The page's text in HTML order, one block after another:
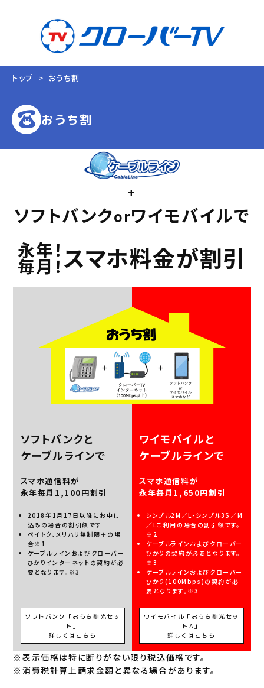
トップ おうち割
おうち割
+
ソフトバンクorワイモバイルで
永年！
毎月！スマホ料金が割引
ソフトバンクと
ケーブルラインで
スマホ通信料が
永年毎月1,100円割引
2018年1月17日以降にお申し
込みの場合の割引額です
ペイトク、メリハリ無制限＋の場
合※1
ケーブルラインおよびクローバー
ひかりインターネットの契約が必
要となります。※3
ソフトバンク「おうち割光セッ
ト」
詳しくはこちら
ワイモバイルと
ケーブルラインで
スマホ通信料が
永年毎月1,650円割引
シンプル2M／L・シンプル3S／M
／Lご利用の場合の割引額です。
※2
ケーブルラインおよびクローバー
ひかりの契約が必要となります。
※3
ケーブルラインおよびクローバー
ひかり(100Mbps)の契約が必
要となります。※3
ワイモバイル「おうち割光セッ
トA」
詳しくはこちら
※表示価格は特に断りがない限り税込価格です。
※消費税計算上請求金額と異なる場合があります。